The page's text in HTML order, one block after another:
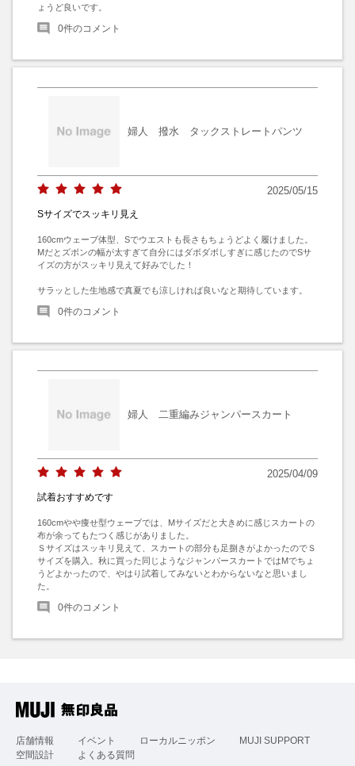
ょうど良いです。
0件のコメント
婦人 撥水 タックストレートパンツ
2025/05/15
Sサイズでスッキリ見え
160cmウェーブ体型、Sでウエストも長さもちょうどよく履けました。
Mだとズボンの幅が太すぎて自分にはダボダボしすぎに感じたのでSサ
イズの方がスッキリ見えて好みでした！
サラッとした生地感で真夏でも涼しければ良いなと期待しています。
0件のコメント
婦人 二重編みジャンパースカート
2025/04/09
試着おすすめです
160cmやや痩せ型ウェーブでは、Mサイズだと大きめに感じスカートの
布が余ってもたつく感じがありました。
Ｓサイズはスッキリ見えて、スカートの部分も足捌きがよかったのでＳ
サイズを購入。秋に買った同じようなジャンパースカートではMでちょ
うどよかったので、やはり試着してみないとわからないなと思いまし
た。
0件のコメント
店舗情報 イベント ローカルニッポン
MUJI SUPPORT
空間設計
よくある質問